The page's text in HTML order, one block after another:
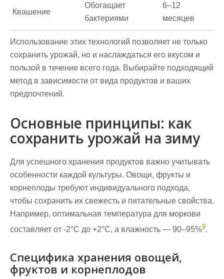
Квашение
Обогащает
бактериями
6–12
месяцев
Использование этих технологий позволяет не только
сохранить урожай, но и наслаждаться его вкусом и
пользой в течение всего года. Выбирайте подходящий
метод в зависимости от вида продуктов и ваших
предпочтений.
Основные принципы: как
сохранить урожай на зиму
Для успешного хранения продуктов важно учитывать
особенности каждой культуры. Овощи, фрукты и
корнеплоды требуют индивидуального подхода,
чтобы сохранить их свежесть и питательные свойства.
Например, оптимальная температура для моркови
составляет от -2°C до +2°C, а влажность — 90–95%9.
Специфика хранения овощей,
фруктов и корнеплодов